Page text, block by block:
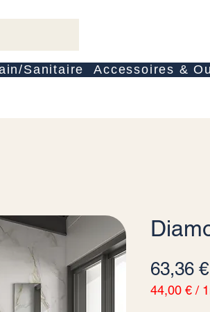
Sanitaire Accessoires &
63,36 €
44,00 € /